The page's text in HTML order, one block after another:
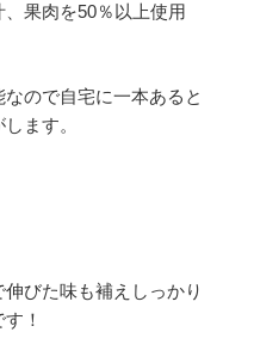
果肉を50％以上使用
ので自宅に一本あると
ます。
びた味も補えしっかり
！